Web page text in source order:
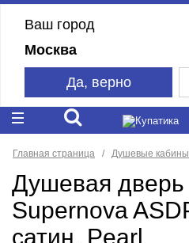
Ваш город
Москва
Да, верно
Главная страница Душевые
Душевая дверь
Supernova
сатин, Pearl